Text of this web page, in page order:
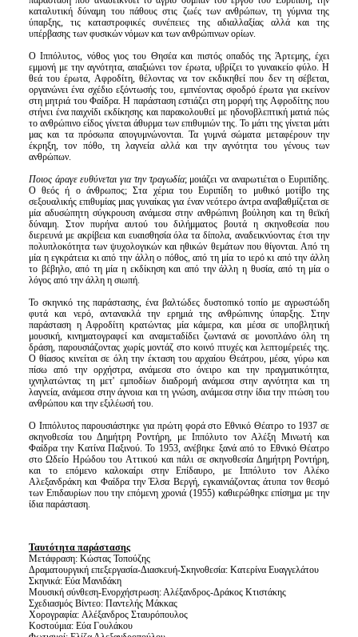
καταλυτική δύναμη του πάθους στις ζωές των ανθρώπων, τη γύμνια της
ύπαρξης, τις καταστροφικές συνέπειες της αδιαλλαξίας αλλά και της
υπέρβασης των φυσικών νόμων και των ανθρώπινων ορίων.
Ο Ιππόλυτος, νόθος γιος του Θησέα και πιστός οπαδός της Άρτεμης, έχει
εμμονή με την αγνότητα, απαξιώνει τον έρωτα, υβρίζει το γυναικείο φύλο. Η
θεά του έρωτα, Αφροδίτη, θέλοντας να τον εκδικηθεί που δεν τη σέβεται,
οργανώνει ένα σχέδιο εξόντωσής του, εμπνέοντας σφοδρό έρωτα για εκείνον
στη μητριά του Φαίδρα. Η παράσταση εστιάζει στη μορφή της Αφροδίτης που
στήνει ένα παιχνίδι εκδίκησης και παρακολουθεί με ηδονοβλεπτική ματιά πώς
το ανθρώπινο είδος γίνεται άθυρμα των επιθυμιών της. Το μάτι της γίνεται μάτι
μας και τα πρόσωπα απογυμνώνονται. Τα γυμνά σώματα μεταφέρουν την
έκρηξη, τον πόθο, τη λαγνεία αλλά και την αγνότητα του γένους των
ανθρώπων.
Ποιος άραγε ευθύνεται για την τραγωδία; μοιάζει να αναρωτιέται ο Ευριπίδης.
Ο θεός ή ο άνθρωπος; Στα χέρια του Ευριπίδη το μυθικό μοτίβο της
σεξουαλικής επιθυμίας μιας γυναίκας για έναν νεότερο άντρα αναβαθμίζεται σε
μία αδυσώπητη σύγκρουση ανάμεσα στην ανθρώπινη βούληση και τη θεϊκή
δύναμη. Στον πυρήνα αυτού του διλήμματος βουτά η σκηνοθεσία που
διερευνά με ακρίβεια και ευαισθησία όλα τα δίπολα, αναδεικνύοντας έτσι την
πολυπλοκότητα των ψυχολογικών και ηθικών θεμάτων που θίγονται. Από τη
μία η εγκράτεια κι από την άλλη ο πόθος, από τη μία το ιερό κι από την άλλη
το βέβηλο, από τη μία η εκδίκηση και από την άλλη η θυσία, από τη μία ο
λόγος από την άλλη η σιωπή.
Το σκηνικό της παράστασης, ένα βαλτώδες δυστοπικό τοπίο με αγρωστώδη
φυτά και νερό, αντανακλά την ερημιά της ανθρώπινης ύπαρξης. Στην
παράσταση η Αφροδίτη κρατώντας μία κάμερα, και μέσα σε υποβλητική
μουσική, κινηματογραφεί και αναμεταδίδει ζωντανά σε μονοπλάνο όλη τη
δράση, παρουσιάζοντας χωρίς μοντάζ στο κοινό πτυχές και λεπτομέρειές της.
Ο θίασος κινείται σε όλη την έκταση του αρχαίου Θεάτρου, μέσα, γύρω και
πίσω από την ορχήστρα, ανάμεσα στο όνειρο και την πραγματικότητα,
ιχνηλατώντας τη μετ' εμποδίων διαδρομή ανάμεσα στην αγνότητα και τη
λαγνεία, ανάμεσα στην άγνοια και τη γνώση, ανάμεσα στην ίδια την πτώση του
ανθρώπου και την εξιλέωσή του.
Ο Ιππόλυτος παρουσιάστηκε για πρώτη φορά στο Εθνικό Θέατρο το 1937 σε
σκηνοθεσία του Δημήτρη Ροντήρη, με Ιππόλυτο τον Αλέξη Μινωτή και
Φαίδρα την Κατίνα Παξινού. To 1953, ανέβηκε ξανά από το Εθνικό Θέατρο
στο Ωδείο Ηρώδου του Αττικού και πάλι σε σκηνοθεσία Δημήτρη Ροντήρη,
και το επόμενο καλοκαίρι στην Επίδαυρο, με Ιππόλυτο τον Αλέκο
Αλεξανδράκη και Φαίδρα την Έλσα Βεργή, εγκαινιάζοντας άτυπα τον θεσμό
των Επιδαυρίων που την επόμενη χρονιά (1955) καθιερώθηκε επίσημα με την
ίδια παράσταση.
Ταυτότητα παράστασης
Μετάφραση: Κώστας Τοπούζης
Δραματουργική επεξεργασία-Διασκευή-Σκηνοθεσία: Κατερίνα Ευαγγελάτου
Σκηνικά: Eύα Μανιδάκη
Μουσική σύνθεση-Ενορχήστρωση: Αλέξανδρος-Δράκος Κτιστάκης
Σχεδιασμός Βίντεο: Παντελής Μάκκας
Χορογραφία: Aλέξανδρος Σταυρόπουλος
Κοστούμια: Εύα Γουλάκου